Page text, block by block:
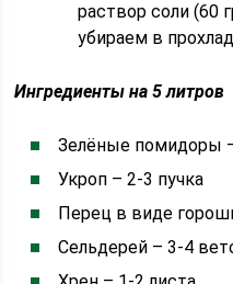
раствор соли (60
убираем в
Ингредиенты на 5 литров
Зелёные помидоры
Укроп – 2-3 пучка
Перец в виде
Сельдерей – 3-4